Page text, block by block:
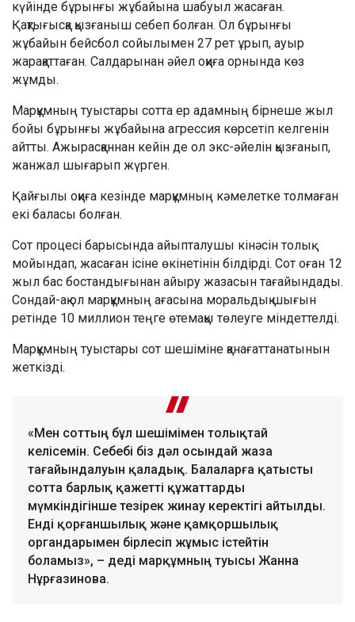
күйінде бұрынғы жұбайына шабуыл жасаған.
Қақтығысқа қызғаныш себеп болған. Ол бұрынғы
жұбайын бейсбол сойылымен 27 рет ұрып, ауыр
жарақаттаған. Салдарынан әйел оқиға орнында көз
жұмды.
Марқұмның туыстары сотта ер адамның бірнеше жыл
бойы бұрынғы жұбайына агрессия көрсетіп келгенін
айтты. Ажырасқаннан кейін де ол экс-әйелін қызғанып,
жанжал шығарып жүрген.
Қайғылы оқиға кезінде марқұмның кәмелетке толмаған
екі баласы болған.
Сот процесі барысында айыпталушы кінәсін толық
мойындап, жасаған ісіне өкінетінін білдірді. Сот оған 12
жыл бас бостандығынан айыру жазасын тағайындады.
Сондай-ақ ол марқұмның ағасына моральдық шығын
ретінде 10 миллион теңге өтемақы төлеуге міндеттелді.
Марқұмның туыстары сот шешіміне қанағаттанатынын
жеткізді.
«Мен соттың бұл шешімімен толықтай
келісемін. Себебі біз дәл осындай жаза
тағайындалуын қаладық. Балаларға қатысты
сотта барлық қажетті құжаттарды
мүмкіндігінше тезірек жинау керектігі айтылды.
Енді қорғаншылық және қамқоршылық
органдарымен бірлесіп жұмыс істейтін
боламыз», – деді марқұмның туысы Жанна
Нұрғазинова.